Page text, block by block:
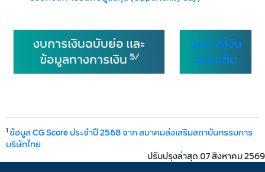
งบการเงินฉบับย่อ และ
ข้อมูลทางการเงิน 5/
งบการเงิน
ฉบับเต็ม
1 ข้อมูล CG Score ประจำปี 2568 จาก สมาคมส่งเสริมสถาบันกรรมการ
บริษัทไทย
ปรับปรุงล่าสุด 07 สิงหาคม 2569